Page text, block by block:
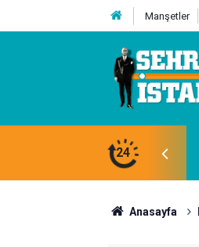
Manşetler
24
Anasayfa